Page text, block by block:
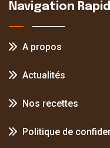
Navigation
A propos
Actualités
Nos recettes
Politique de